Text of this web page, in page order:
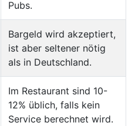
Pubs.
Bargeld wird akzeptiert,
ist aber seltener nötig
als in Deutschland.
Im Restaurant sind 10-
12% üblich, falls kein
Service berechnet wird.